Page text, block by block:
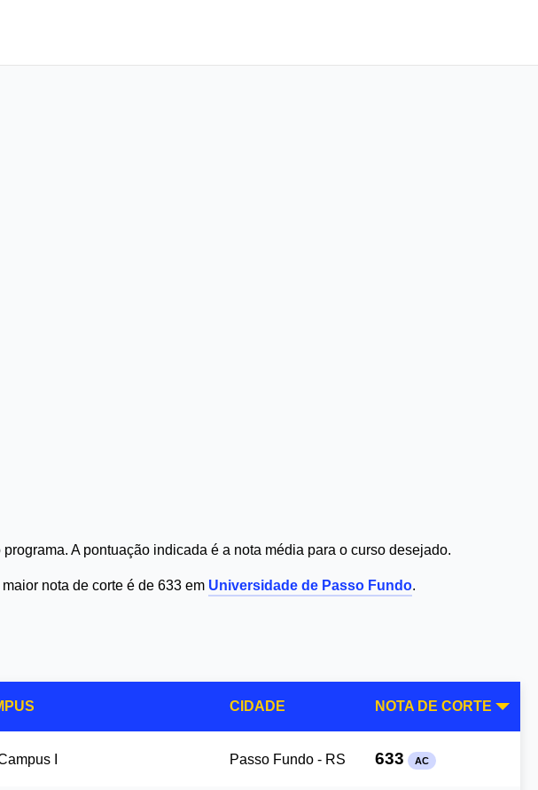
A pontuação indicada é a nota média para o curso desejado.
maior nota de corte é de 633 em Universidade de Passo Fundo.
CIDADE NOTA DE CORTE
I Passo Fundo - RS 633 AC